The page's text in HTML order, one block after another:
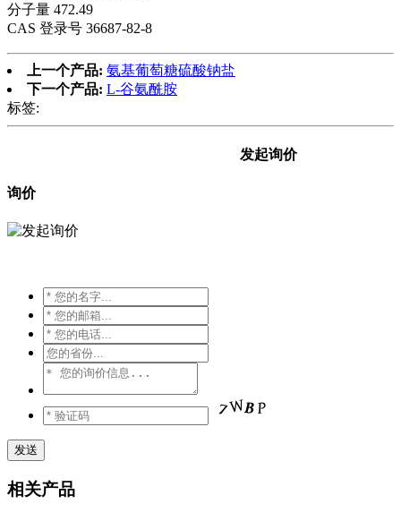
分子量 472.49
CAS 登录号 36687-82-8
上一个产品: 氨基葡萄糖硫酸钠盐
下一个产品: L-谷氨酰胺
标签:
发起询价
询价
相关产品